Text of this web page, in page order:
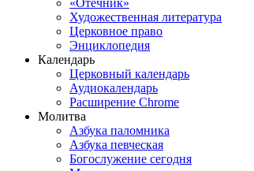
«Отечник»
Художественная литература
Церковное право
Энциклопедия
Календарь
Церковный календарь
Аудиокалендарь
Расширение Chrome
Молитва
Азбука паломника
Азбука певческая
Богослужение сегодня